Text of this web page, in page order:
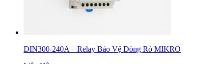
DIN300-240A – Relay Bảo Vệ Dòng Rò MIKRO